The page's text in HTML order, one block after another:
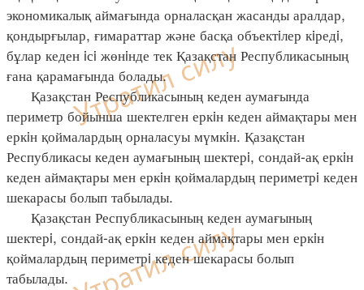
экономикалық аймағында орналасқан жасанды аралдар,
қондырғылар, ғимараттар және басқа объектiлер кiредi,
бұлар кеден iсi жөнiнде тек Қазақстан Республикасының
ғана қарамағында болады.
Қазақстан Республикасының кеден аумағында
периметр бойынша шектелген еркiн кеден аймақтары мен
еркiн қоймалардың орналасуы мүмкiн. Қазақстан
Республикасы кеден аумағының шектерi, сондай-ақ еркiн
кеден аймақтары мен еркiн қоймалардың периметрi кеден
шекарасы болып табылады.
Қазақстан Республикасының кеден аумағының
шектерi, сондай-ақ еркiн кеден аймақтары мен еркiн
қоймалардың периметрi кеден шекарасы болып
табылады.